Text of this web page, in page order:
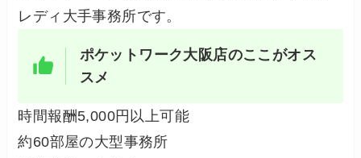
レディ大手事務所です。
ポケットワーク大阪店のここがオス
スメ
時間報酬5,000円以上可能
約60部屋の大型事務所